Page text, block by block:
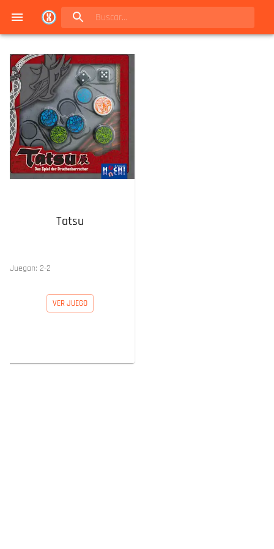
Tatsu
Juegan: 2-2
VER JUEGO
Navigated to Juegos de mesa en Buenos Aires | Conexión Berlín - Catálogo